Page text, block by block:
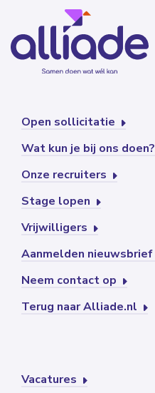
Open sollicitatie
Wat kun je bij ons doen?
Onze recruiters
Stage lopen
Vrijwilligers
Aanmelden nieuwsbrief
Neem contact op
Terug naar Alliade.nl
Vacatures